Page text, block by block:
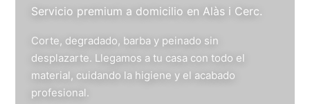
Servicio premium a domicilio en Alàs i Cerc.
Corte, degradado, barba y peinado sin
desplazarte. Llegamos a tu casa con todo el
material, cuidando la higiene y el acabado
profesional.